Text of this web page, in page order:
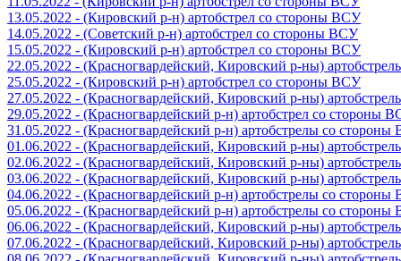
13.05.2022 - (Кировский р-н) артобстрел со стороны ВСУ
14.05.2022 - (Советский р-н) артобстрел со стороны ВСУ
15.05.2022 - (Кировский р-н) артобстрел со стороны ВСУ
22.05.2022 - (Красногвардейский, Кировский р-ны)
25.05.2022 - (Кировский р-н) артобстрел со стороны ВСУ
27.05.2022 - (Красногвардейский, Кировский р-ны)
29.05.2022 - (Красногвардейский р-н) артобстрел со стороны
31.05.2022 - (Красногвардейский р-н) артобстрелы со
01.06.2022 - (Красногвардейский, Кировский р-ны)
02.06.2022 - (Красногвардейский, Кировский р-ны)
03.06.2022 - (Красногвардейский, Кировский р-ны)
04.06.2022 - (Красногвардейский р-н) артобстрелы со
05.06.2022 - (Красногвардейский р-н) артобстрелы со
06.06.2022 - (Красногвардейский, Кировский р-ны)
07.06.2022 - (Красногвардейский, Кировский р-ны)